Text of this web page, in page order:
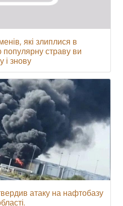
які злиплися в
популярну страву ви
і знову
атаку на нафтобазу